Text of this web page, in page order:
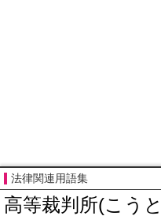
法律関連用語集
高等裁判所(こう